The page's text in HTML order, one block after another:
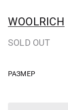
WOOLRICH
SOLD OUT
РАЗМЕР